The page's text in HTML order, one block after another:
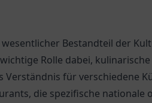
Bestandteil der
Rolle dabei,
für verschiedene
die spezifische nationale